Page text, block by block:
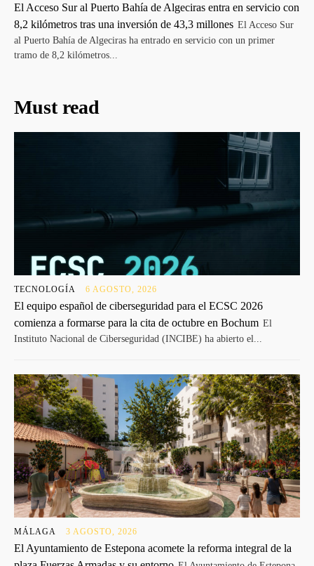
El Acceso Sur al Puerto Bahía de Algeciras entra en servicio con
8,2 kilómetros tras una inversión de 43,3 millones El Acceso Sur
al Puerto Bahía de Algeciras ha entrado en servicio con un primer
tramo de 8,2 kilómetros...
Must read
TECNOLOGÍA 6 AGOSTO, 2026
El equipo español de ciberseguridad para el ECSC 2026
comienza a formarse para la cita de octubre en Bochum El
Instituto Nacional de Ciberseguridad (INCIBE) ha abierto el...
MÁLAGA 3 AGOSTO, 2026
El Ayuntamiento de Estepona acomete la reforma integral de la